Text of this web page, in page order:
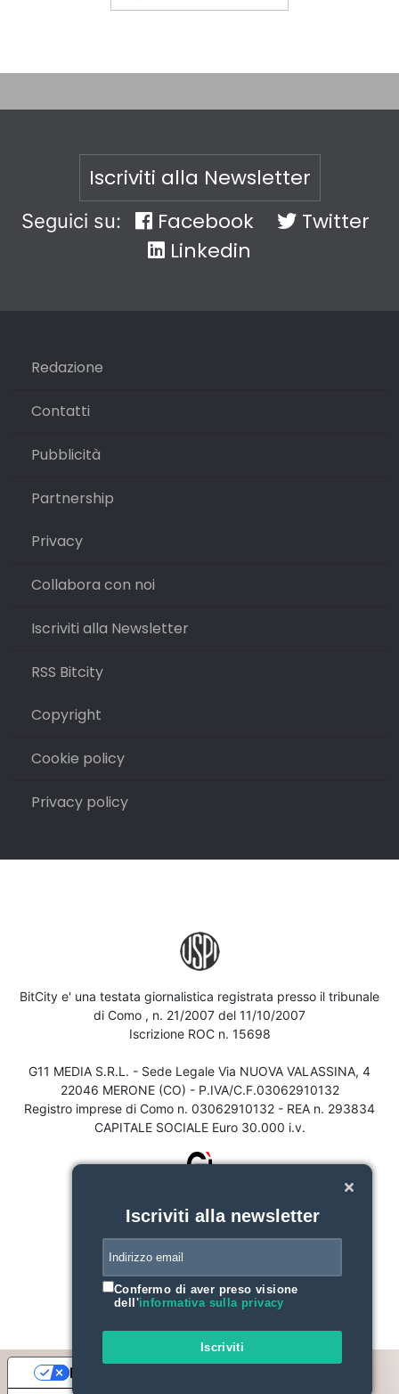
Iscriviti alla Newsletter
Seguici su: Facebook
Twitter
Linkedin
Redazione
Contatti
Pubblicità
Partnership
Privacy
Collabora con noi
Iscriviti alla Newsletter
RSS Bitcity
Copyright
Cookie policy
Privacy policy
BitCity e' una testata giornalistica registrata presso il tribunale
di Como , n. 21/2007 del 11/10/2007
Iscrizione ROC n. 15698
G11 MEDIA S.R.L. - Sede Legale Via NUOVA VALASSINA, 4
22046 MERONE (CO) - P.IVA/C.F.03062910132
Registro imprese di Como n. 03062910132 - REA n. 293834
CAPITALE SOCIALE Euro 30.000 i.v.
Iscriviti alla newsletter
Confermo di aver preso visione
dell'informativa sulla privacy
Iscriviti
Le tue preferenze relative alla privacy